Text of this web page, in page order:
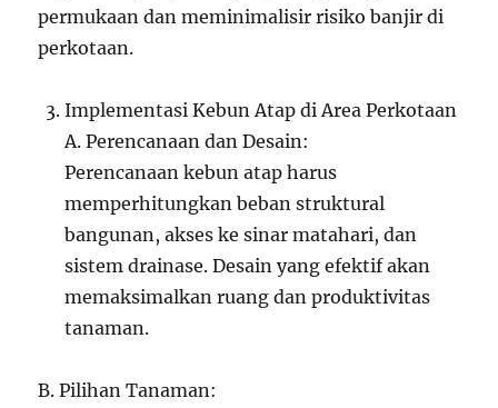
permukaan dan meminimalisir risiko banjir di
perkotaan.
Implementasi Kebun Atap di Area Perkotaan
A. Perencanaan dan Desain:
Perencanaan kebun atap harus
memperhitungkan beban struktural
bangunan, akses ke sinar matahari, dan
sistem drainase. Desain yang efektif akan
memaksimalkan ruang dan produktivitas
tanaman.
B. Pilihan Tanaman: